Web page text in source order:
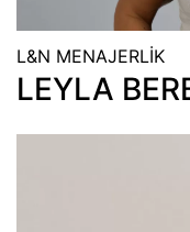
L&N MENAJERLİK
LEYLA